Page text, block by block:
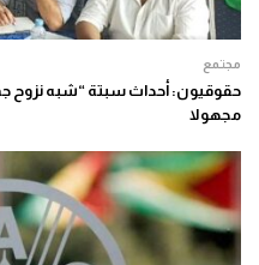
مجتمع
حقوقيون: أحداث سبتة “شبه نزوح
مجهولا